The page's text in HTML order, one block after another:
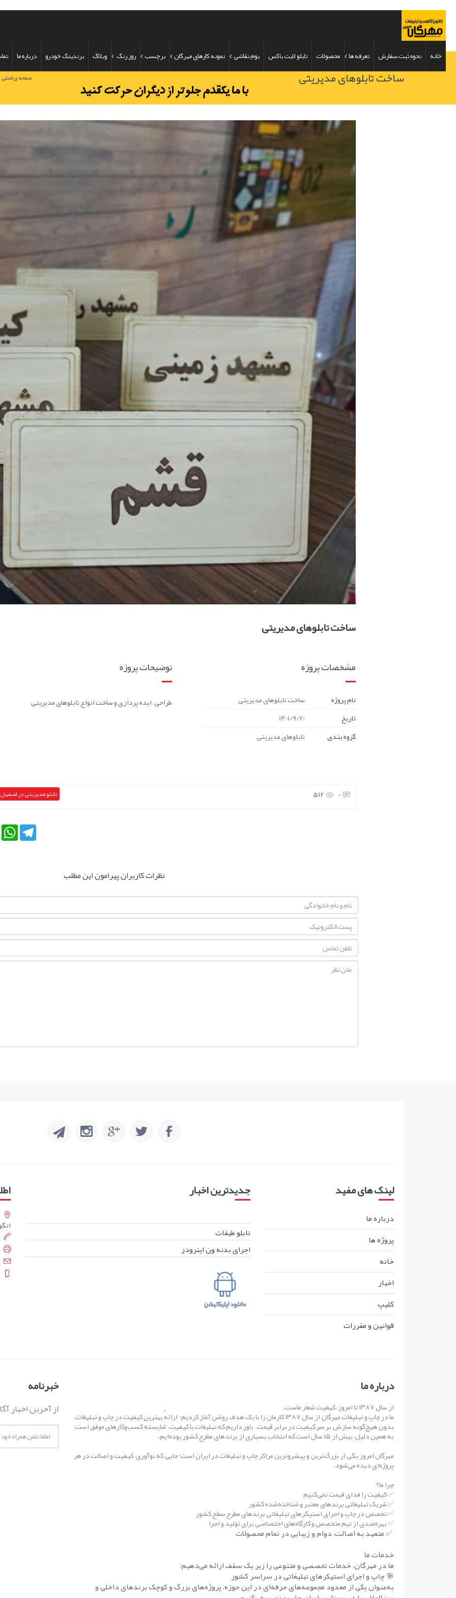
خانه نحوه ثبت سفارش تعرفه ها محصولات تابلو لایت باکس بوم نقاشی نمونه کارهای مهرگان برچسب روز رنگ وبلاگ برندینگ خودرو درباره ما
ساخت تابلوهای مدیریتی صفحه ی اصلی
ساخت تابلوهای مدیریتی
توضیحات پروژه
طراحی , ایده پردازی و ساخت انواع تابلوهای مدیریتی
مشخصات پروژه
نام پروژه
ساخت تابلوهای مدیریتی
تاریخ
1401/9/20
گروه بندی
تابلوهای مدیریتی
تابلو مدیریتی در اصفهان 0
512
Telegram
نظرات کاربران پیرامون این مطلب
لینک های مفید
درباره ما
پروژه ها
خانه
اخبار
کليپ
قوانين و مقررات
جدیدترین اخبار
تابلو طبقات
اجرای بدنه ون اینرودز
درباره ما
از سال ۱۳۸۷ تا امروز، کیفیت شعار ماست.
ما در چاپ و تبلیغات مهرگان از سال ۱۳۸۷ کارمان را با یک هدف روشن آغاز کردیم: ارائهٔ بهترین کیفیت در چاپ و تبلیغات،
بدون هیچ‌گونه سازش بر سر کیفیت در برابر قیمت. باور داریم که تبلیغات با کیفیت، شایستهٔ کسب‌وکارهای موفق است؛
به همین دلیل، بیش از ۱۵ سال است که انتخاب بسیاری از برندهای مطرح کشور بوده‌ایم.
مهرگان امروز یکی از بزرگ‌ترین و پیشروترین مراکز چاپ و تبلیغات در ایران است؛ جایی که نوآوری، کیفیت و اصالت در هر
پروژه‌ای دیده می‌شود.
چرا ما؟
✅ کیفیت را فدای قیمت نمی‌کنیم
✅ شریک تبلیغاتی برندهای معتبر و شناخته‌شده کشور
✅ تخصص در چاپ و اجرای استیکرهای تبلیغاتی برندهای مطرح سطح کشور
✅ بهره‌مندی از تیم متخصص و کارگاه‌های اختصاصی برای تولید و اجرا
✅ متعهد به اصالت، دوام و زیبایی در تمام محصولات
خدمات ما
ما در مهرگان، خدمات تخصصی و متنوعی را زیر یک سقف ارائه می‌دهیم:
🎯 چاپ و اجرای استیکرهای تبلیغاتی در سراسر کشور
به‌عنوان یکی از معدود مجموعه‌های حرفه‌ای در این حوزه، پروژه‌های بزرگ و کوچک برندهای داخلی و
خبرنامه
از آخرین اخبار